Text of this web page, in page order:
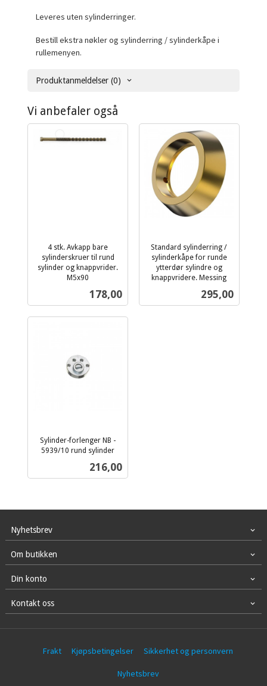
Leveres uten sylinderringer.
Bestill ekstra nøkler og sylinderring / sylinderkåpe i
rullemenyen.
Produktanmeldelser (0)
Vi anbefaler også
4 stk. Avkapp bare
sylinderskruer til rund
sylinder og knappvrider.
M5x90
Pris
178,00
Standard sylinderring /
sylinderkåpe for runde
ytterdør sylindre og
knappvridere. Messing
Pris
295,00
Sylinder-forlenger NB -
5939/10 rund sylinder
Pris
216,00
Nyhetsbrev
Om butikken
Din konto
Kontakt oss
Frakt Kjøpsbetingelser Sikkerhet og personvern
Nyhetsbrev